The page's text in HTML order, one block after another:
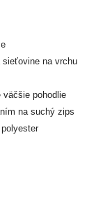
sieťovine na vrchu
väčšie pohodlie
na suchý zips